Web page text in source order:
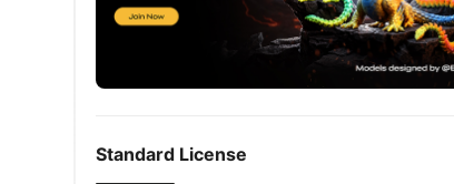
Standard License